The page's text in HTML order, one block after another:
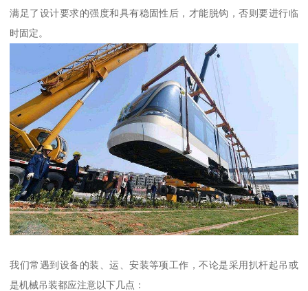
满足了设计要求的强度和具有稳固性后，才能脱钩，否则要进行临
时固定。
我们常遇到设备的装、运、安装等项工作，不论是采用扒杆起吊或
是机械吊装都应注意以下几点：